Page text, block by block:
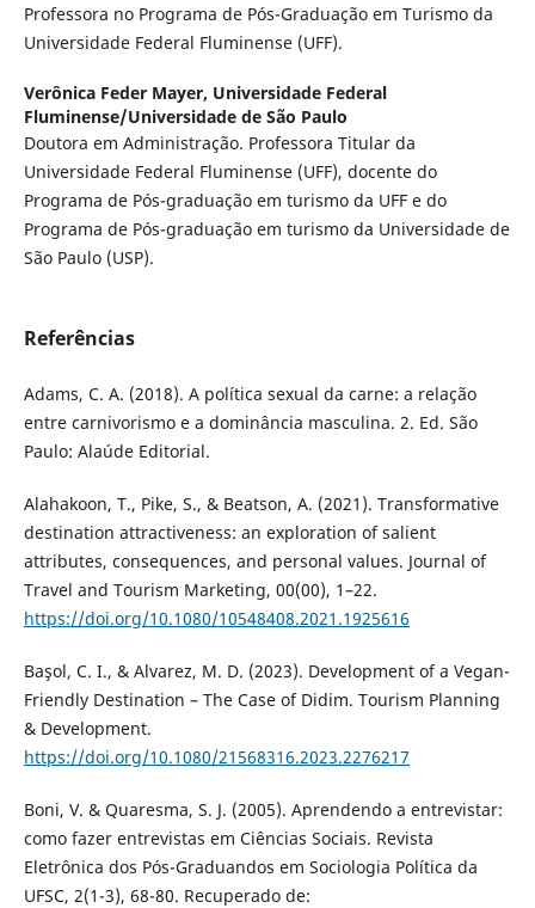
Professora no Programa de Pós-Graduação em Turismo da
Universidade Federal Fluminense (UFF).
Verônica Feder Mayer, Universidade Federal
Fluminense/Universidade de São Paulo
Doutora em Administração. Professora Titular da
Universidade Federal Fluminense (UFF), docente do
Programa de Pós-graduação em turismo da UFF e do
Programa de Pós-graduação em turismo da Universidade de
São Paulo (USP).
Referências
Adams, C. A. (2018). A política sexual da carne: a relação
entre carnivorismo e a dominância masculina. 2. Ed. São
Paulo: Alaúde Editorial.
Alahakoon, T., Pike, S., & Beatson, A. (2021). Transformative
destination attractiveness: an exploration of salient
attributes, consequences, and personal values. Journal of
Travel and Tourism Marketing, 00(00), 1–22.
https://doi.org/10.1080/10548408.2021.1925616
Başol, C. I., & Alvarez, M. D. (2023). Development of a Vegan-
Friendly Destination – The Case of Didim. Tourism Planning
& Development.
https://doi.org/10.1080/21568316.2023.2276217
Boni, V. & Quaresma, S. J. (2005). Aprendendo a entrevistar:
como fazer entrevistas em Ciências Sociais. Revista
Eletrônica dos Pós-Graduandos em Sociologia Política da
UFSC, 2(1-3), 68-80. Recuperado de: